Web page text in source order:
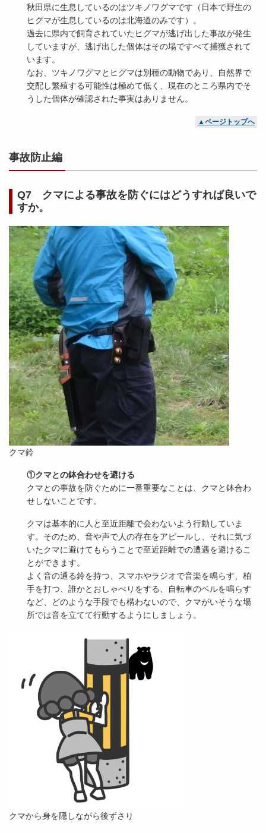
秋田県に生息しているのはツキノワグマです（日本で野生の
ヒグマが生息しているのは北海道のみです）。
過去に県内で飼育されていたヒグマが逃げ出した事故が発生
していますが、逃げ出した個体はその場ですべて捕獲されて
います。
なお、ツキノワグマとヒグマは別種の動物であり、自然界で
交配し繁殖する可能性は極めて低く、現在のところ県内でそ
うした個体が確認された事実はありません。
▲ページトップへ
事故防止編
Q7 クマによる事故を防ぐにはどうすれば良いで
すか。
クマ鈴
①クマとの鉢合わせを避ける
クマとの事故を防ぐために一番重要なことは、クマと鉢合わ
せしないことです。
クマは基本的に人と至近距離で会わないよう行動していま
す。そのため、音や声で人の存在をアピールし、それに気づ
いたクマに避けてもらうことで至近距離での遭遇を避けるこ
とができます。
よく音の通る鈴を持つ、スマホやラジオで音楽を鳴らす、柏
手を打つ、誰かとおしゃべりをする、自転車のベルを鳴らす
など、どのような手段でも構わないので、クマがいそうな場
所では音を立てて行動するようにしましょう。
クマから身を隠しながら後ずさり